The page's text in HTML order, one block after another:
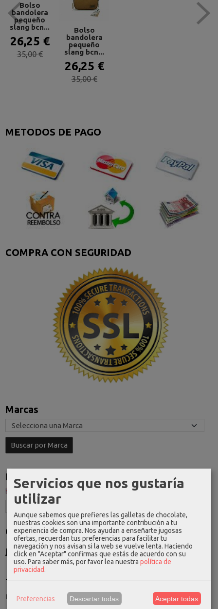
METODOS DE PAGO
COMPRA CON SEGURIDAD
Marcas
Idioma
Costes de Envío
GRATIS *
Consultar Destinos
Tu Carrito (0)
El carrito de la compra está vacío
Bolso
bandolera
pequeño
slang bcn...
26,25 €
35,00 €
Bolso
bandolera
pequeño
slang bcn...
26,25 €
35,00 €
Servicios que nos gustaría
utilizar
Aunque sabemos que prefieres las galletas de chocolate,
nuestras cookies son una importante contribución a tu
experiencia de compra. Nos ayudan a enseñarte jugosas
ofertas, recuerdan tus preferencias para facilitar tu
navegación y nos avisan si la web se vuelve lenta. Haciendo
click en "Aceptar" confirmas que estás de acuerdo con su
uso. Para saber más, por favor lea nuestra política de
privacidad.
Preferencias Descartar todas Aceptar todas